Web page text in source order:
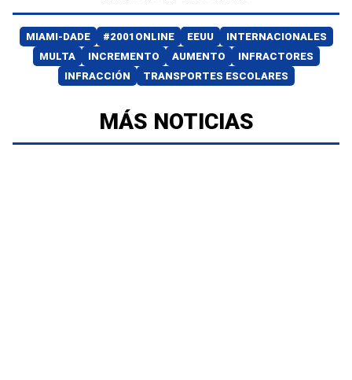
MIAMI-DADE #2001ONLINE EEUU
INTERNACIONALES
MULTA
INCREMENTO AUMENTO
INFRACTORES
INFRACCIÓN
TRANSPORTES ESCOLARES
MÁS NOTICIAS